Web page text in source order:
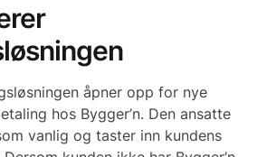
åpner opp for nye
hos Bygger’n. Den ansatte
vanlig og taster inn kundens